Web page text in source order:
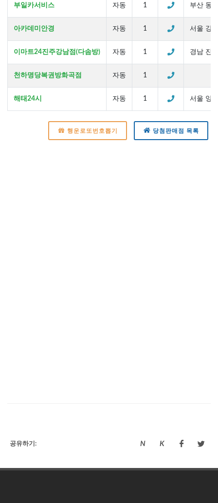
부일카서비스 자동 1 부산 동
아카데미안경 자동 1 서울 강
이마트24진주강남점(다솜방) 자동 1 경남 진
천하명당복권방화곡점 자동 1
해태24시 자동 1 서울 양
행운로또번호뽑기 당첨판매점 목록
공유하기: N K